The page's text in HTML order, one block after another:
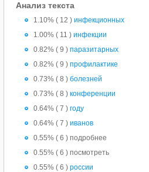
Анализ текста
1.10% ( 12 ) инфекционных
1.00% ( 11 ) инфекции
0.82% ( 9 ) паразитарных
0.82% ( 9 ) профилактике
0.73% ( 8 ) болезней
0.73% ( 8 ) конференции
0.64% ( 7 ) году
0.64% ( 7 ) иванов
0.55% ( 6 ) подробнее
0.55% ( 6 ) посмотреть
0.55% ( 6 ) россии